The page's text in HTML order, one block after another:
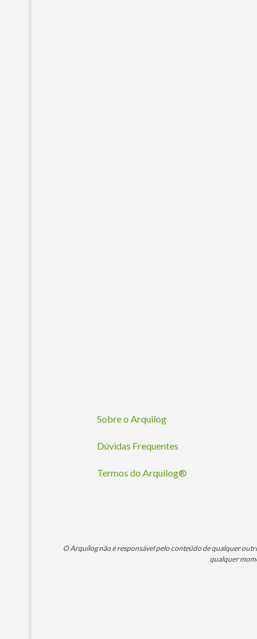
Sobre o Arquilog
Dúvidas Frequentes
Termos do Arquilog®
O Arquilog não é responsável pelo conteúdo de qualquer
qualquer